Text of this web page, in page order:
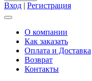
Вход | Регистрация
О компании
Как заказать
Оплата и Доставка
Возврат
Контакты